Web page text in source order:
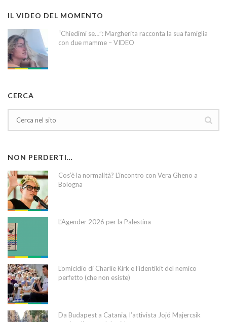
IL VIDEO DEL MOMENTO
“Chiedimi se…”: Margherita racconta la sua famiglia
con due mamme – VIDEO
CERCA
NON PERDERTI…
Cos’è la normalità? L’incontro con Vera Gheno a
Bologna
L’Agender 2026 per la Palestina
L’omicidio di Charlie Kirk e l’identikit del nemico
perfetto (che non esiste)
Da Budapest a Catania, l’attivista Jojó Majercsik